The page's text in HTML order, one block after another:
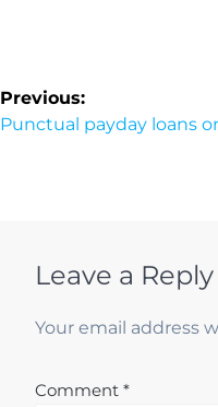
Previous:
Punctual payday loans
Leave a Reply
Your email address
Comment *